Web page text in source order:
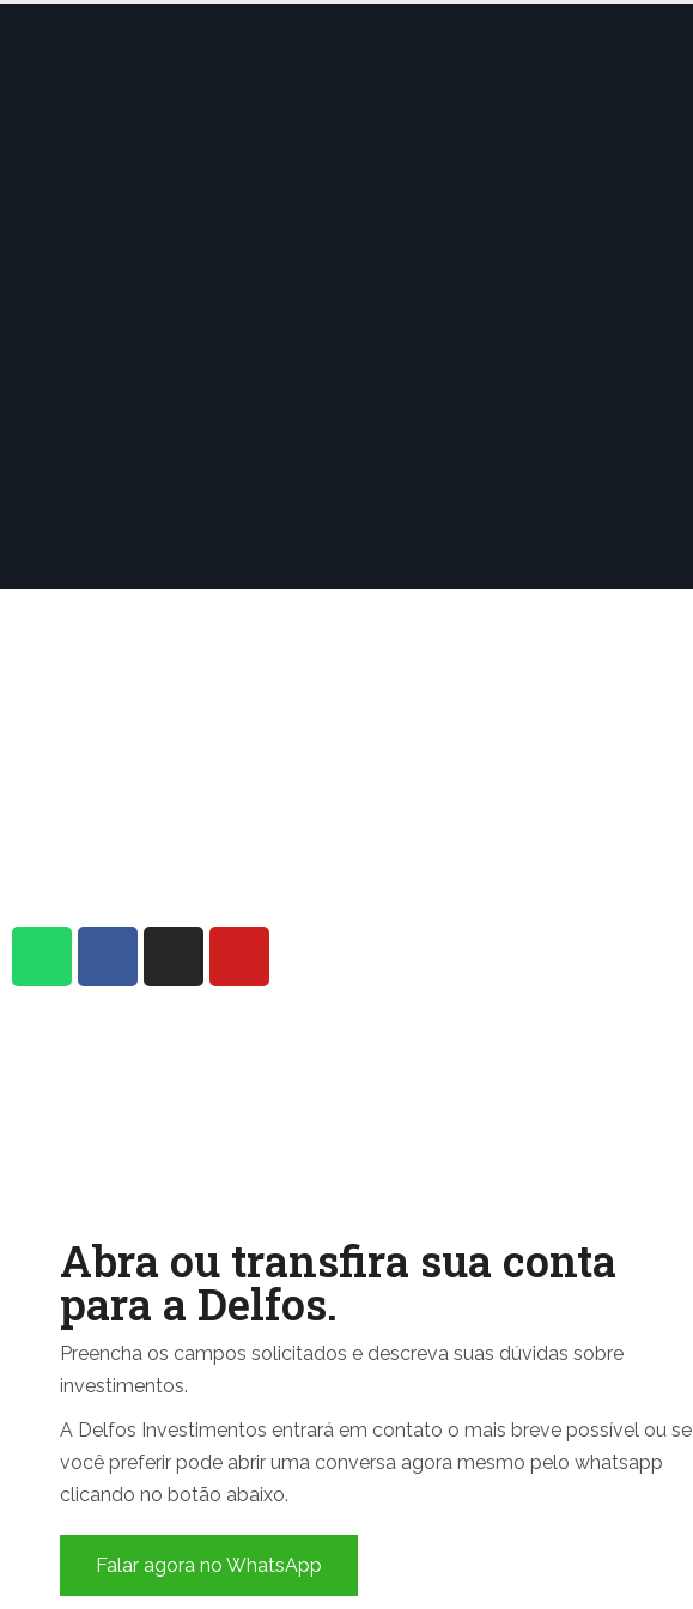
Abra ou transfira sua conta
para a Delfos.
Preencha os campos solicitados e descreva suas dúvidas sobre
investimentos.
A Delfos Investimentos entrará em contato o mais breve possível ou se
você preferir pode abrir uma conversa agora mesmo pelo whatsapp
clicando no botão abaixo.
Falar agora no WhatsApp